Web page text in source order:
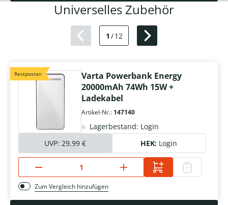
Universelles Zubehör
1 /12
Restposten
Varta Powerbank Energy
20000mAh 74Wh 15W +
Ladekabel
Artikel-Nr.: 147140
Lagerbestand: Login
UVP: 29,99 € HEK: Login
Zum Vergleich hinzufügen